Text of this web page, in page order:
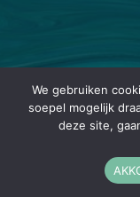
We gebruiken
soepel mogelijk
deze site,